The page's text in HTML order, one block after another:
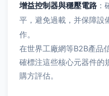
增益控制器與穩壓電路
平，避免過載，并保障設
作。
在世界工廠網等B2B產品
確標注這些核心元器件的
購方評估。